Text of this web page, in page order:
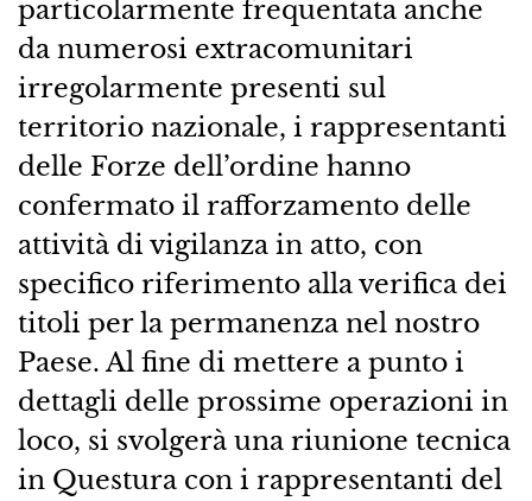
particolarmente frequentata anche
da numerosi extracomunitari
irregolarmente presenti sul
territorio nazionale, i rappresentanti
delle Forze dell’ordine hanno
confermato il rafforzamento delle
attività di vigilanza in atto, con
specifico riferimento alla verifica dei
titoli per la permanenza nel nostro
Paese. Al fine di mettere a punto i
dettagli delle prossime operazioni in
loco, si svolgerà una riunione tecnica
in Questura con i rappresentanti del